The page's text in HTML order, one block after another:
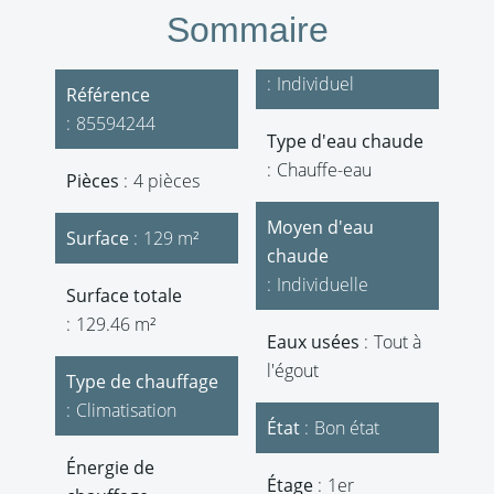
Sommaire
Référence
85594244
Pièces 4 pièces
Surface 129 m²
Surface totale
129.46 m²
Type de chauffage
Climatisation
Énergie de
Individuel
Type d'eau chaude
Chauffe-eau
Moyen d'eau
chaude
Individuelle
Eaux usées
Tout à
l'égout
État Bon état
Étage 1er